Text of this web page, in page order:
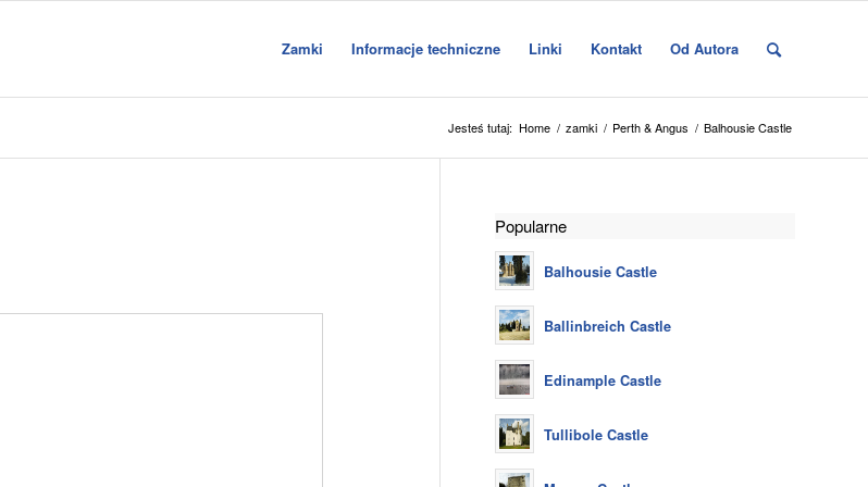
Zamki Informacje techniczne Linki Kontakt Od Autora
Jesteś tutaj: Home / zamki / Perth & Angus / Balhousie Castle
Popularne
Balhousie Castle
Ballinbreich Castle
Edinample Castle
Tullibole Castle